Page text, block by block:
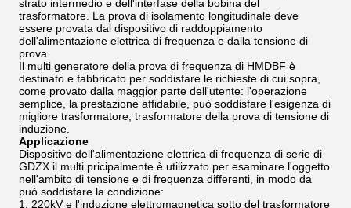
strato intermedio e dell'interfase della bobina del
trasformatore. La prova di isolamento longitudinale deve
essere provata dal dispositivo di raddoppiamento
dell'alimentazione elettrica di frequenza e dalla tensione di
prova.
Il multi generatore della prova di frequenza di HMDBF è
destinato e fabbricato per soddisfare le richieste di cui sopra,
come provato dalla maggior parte dell'utente: l'operazione
semplice, la prestazione affidabile, può soddisfare l'esigenza di
migliore trasformatore, trasformatore della prova di tensione di
induzione.
Applicazione
Dispositivo dell'alimentazione elettrica di frequenza di serie di
GDZX il multi pricipalmente è utilizzato per esaminare l'oggetto
nell'ambito di tensione e di frequenza differenti, in modo da
può soddisfare la condizione:
1. 220kV e l'induzione elettromagnetica sotto del trasformatore